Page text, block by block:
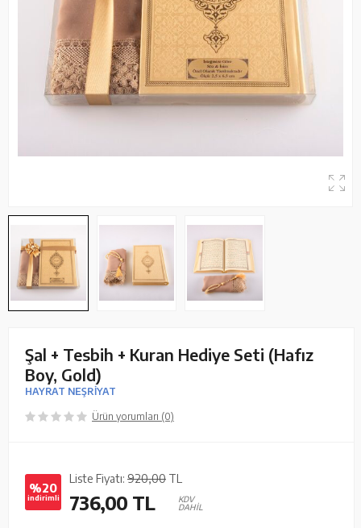
Şal + Tesbih + Kuran Hediye Seti (Hafız
Boy, Gold)
HAYRAT NEŞRİYAT
Ürün yorumları (0)
%20
indirimli
Liste Fiyatı: 920,00 TL
736,00 TL
KDV
DAHİL